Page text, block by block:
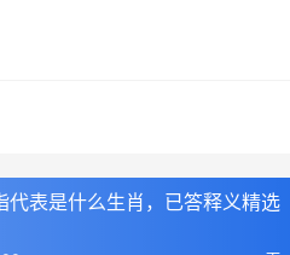
代表是什么生肖，已答释义精选